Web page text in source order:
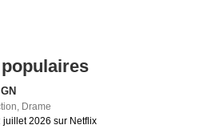
, Drame
juillet 2026 sur Netflix